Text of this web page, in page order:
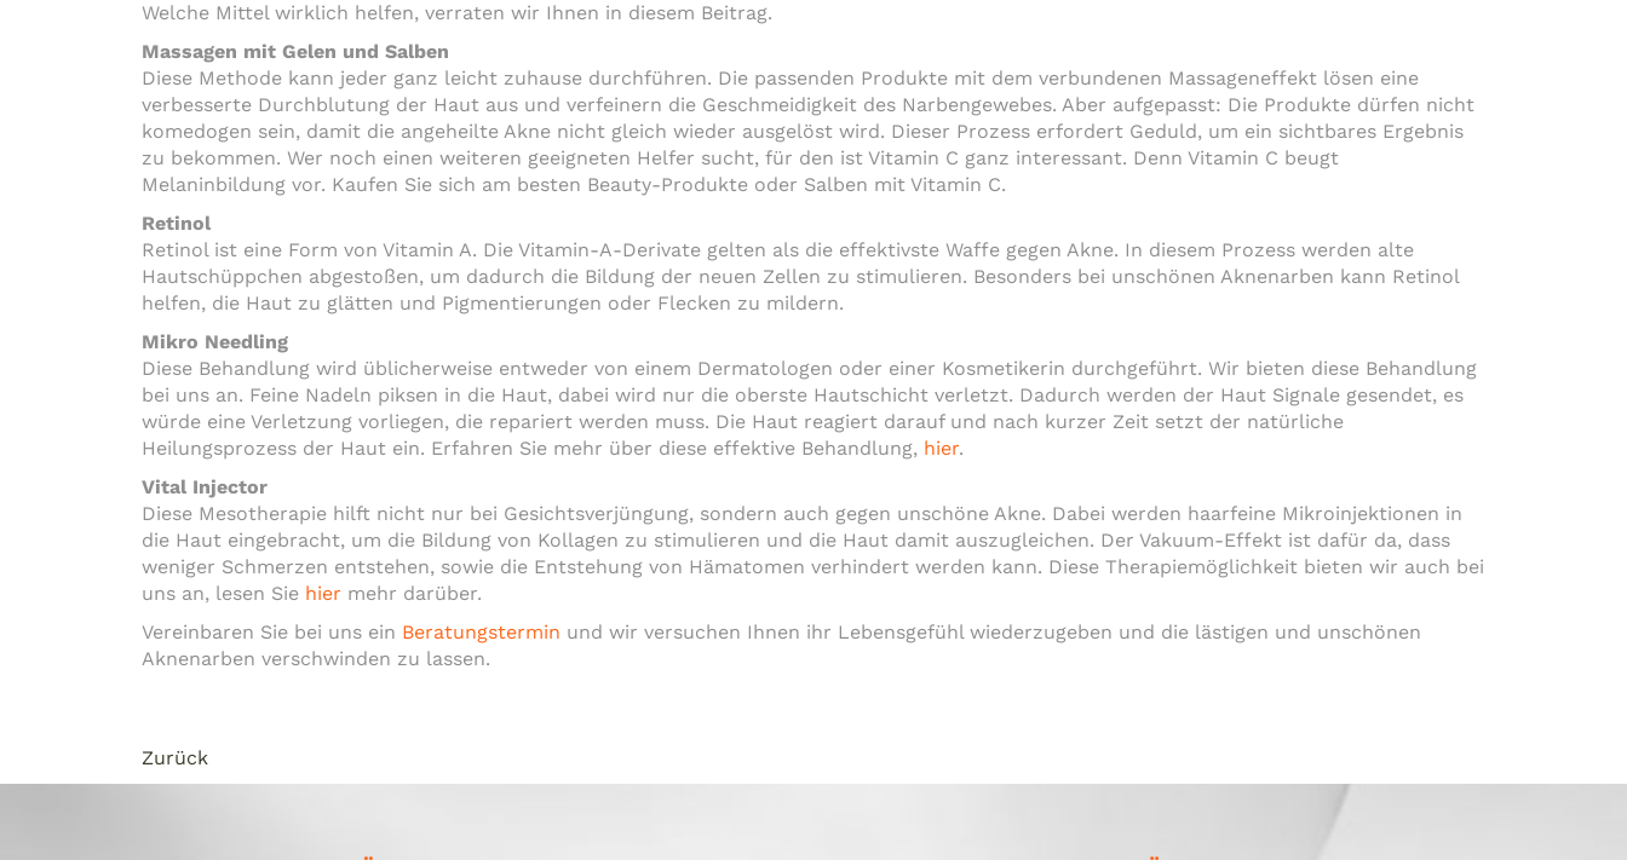
Welche Mittel wirklich helfen, verraten wir Ihnen in diesem Beitrag.
Massagen mit Gelen und Salben
Diese Methode kann jeder ganz leicht zuhause durchführen. Die passenden Produkte mit dem verbundenen Massageneffekt lösen eine
verbesserte Durchblutung der Haut aus und verfeinern die Geschmeidigkeit des Narbengewebes. Aber aufgepasst: Die Produkte dürfen nicht
komedogen sein, damit die angeheilte Akne nicht gleich wieder ausgelöst wird. Dieser Prozess erfordert Geduld, um ein sichtbares Ergebnis
zu bekommen. Wer noch einen weiteren geeigneten Helfer sucht, für den ist Vitamin C ganz interessant. Denn Vitamin C beugt
Melaninbildung vor. Kaufen Sie sich am besten Beauty-Produkte oder Salben mit Vitamin C.
Retinol
Retinol ist eine Form von Vitamin A. Die Vitamin-A-Derivate gelten als die effektivste Waffe gegen Akne. In diesem Prozess werden alte
Hautschüppchen abgestoßen, um dadurch die Bildung der neuen Zellen zu stimulieren. Besonders bei unschönen Aknenarben kann Retinol
helfen, die Haut zu glätten und Pigmentierungen oder Flecken zu mildern.
Mikro Needling
Diese Behandlung wird üblicherweise entweder von einem Dermatologen oder einer Kosmetikerin durchgeführt. Wir bieten diese Behandlung
bei uns an. Feine Nadeln piksen in die Haut, dabei wird nur die oberste Hautschicht verletzt. Dadurch werden der Haut Signale gesendet, es
würde eine Verletzung vorliegen, die repariert werden muss. Die Haut reagiert darauf und nach kurzer Zeit setzt der natürliche
Heilungsprozess der Haut ein. Erfahren Sie mehr über diese effektive Behandlung, hier.
Vital Injector
Diese Mesotherapie hilft nicht nur bei Gesichtsverjüngung, sondern auch gegen unschöne Akne. Dabei werden haarfeine Mikroinjektionen in
die Haut eingebracht, um die Bildung von Kollagen zu stimulieren und die Haut damit auszugleichen. Der Vakuum-Effekt ist dafür da, dass
weniger Schmerzen entstehen, sowie die Entstehung von Hämatomen verhindert werden kann. Diese Therapiemöglichkeit bieten wir auch bei
uns an, lesen Sie hier mehr darüber.
Vereinbaren Sie bei uns ein Beratungstermin und wir versuchen Ihnen ihr Lebensgefühl wiederzugeben und die lästigen und unschönen
Aknenarben verschwinden zu lassen.
Zurück